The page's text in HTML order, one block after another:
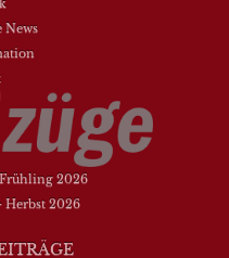
News
2026
Herbst 2026